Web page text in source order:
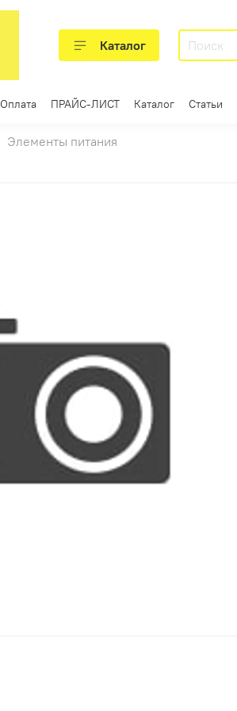
Каталог
Оплата ПРАЙС-ЛИСТ Каталог Статьи
Элементы питания